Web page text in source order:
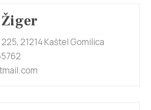
21214 Kaštel Gomilica